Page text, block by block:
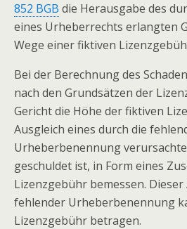
852 BGB die Herausgabe des
eines Urheberrechts erlangten
Wege einer fiktiven
Bei der Berechnung des
nach den Grundsätzen der
Gericht die Höhe der fiktiven
Ausgleich eines durch die
Urheberbenennung
geschuldet ist, in Form eines
Lizenzgebühr bemessen.
fehlender Urheberbenennung
Lizenzgebühr betragen.